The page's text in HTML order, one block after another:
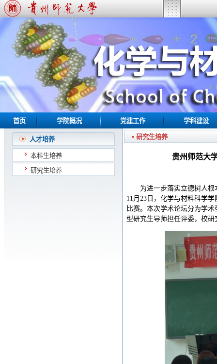
首页 学院概况 党建工作 学科建设
人才培养
本科生培养
研究生培养
研究生培养
贵州师范大
为进一步落实立德树人
11月23日，化学与材料科学
比赛。本次学术论坛分为学
型研究生导师担任评委，校